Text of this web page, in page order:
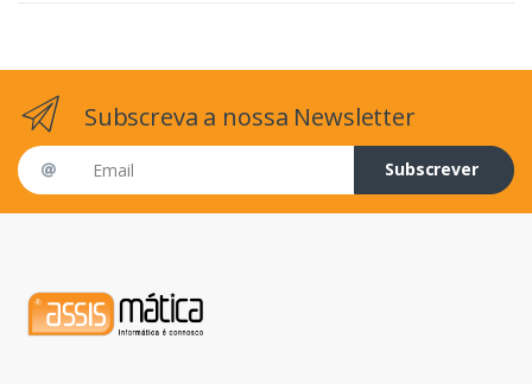
Subscreva a nossa Newsletter
Email address
Subscrever